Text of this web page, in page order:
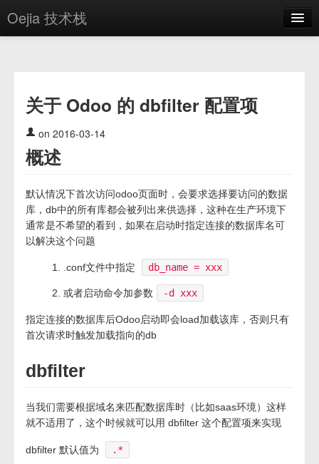
Oejia 技术栈
方案
OE学院
分享
关于
编辑器
关于 Odoo 的 dbfilter 配置项
on 2016-03-14
概述
默认情况下首次访问odoo页面时，会要求选择要访问的数据
库，db中的所有库都会被列出来供选择，这种在生产环境下
通常是不希望的看到，如果在启动时指定连接的数据库名可
以解决这个问题
.conf文件中指定 db_name = xxx
或者启动命令加参数 -d xxx
指定连接的数据库后Odoo启动即会load加载该库，否则只有
首次请求时触发加载指向的db
dbfilter
当我们需要根据域名来匹配数据库时（比如saas环境）这样
就不适用了，这个时候就可以用 dbfilter 这个配置项来实现
dbfilter 默认值为 .*